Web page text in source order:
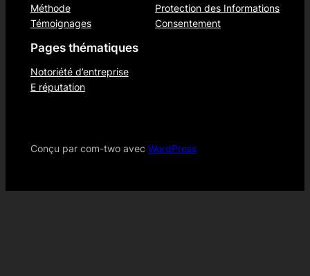
Méthode
Témoignages
Protection des Informations
Consentement
Pages thématiques
Notoriété d’entreprise
E réputation
Conçu par com-two avec WordPress